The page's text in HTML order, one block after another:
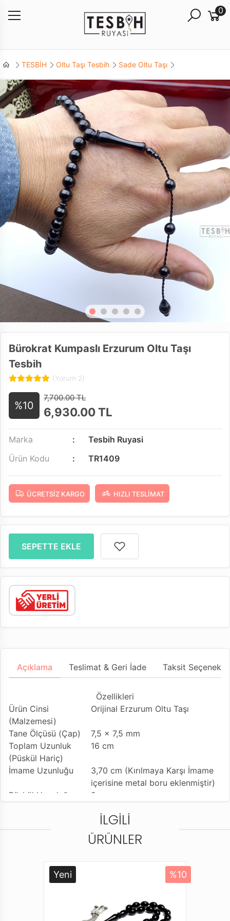
0
TESBİH Oltu Taşı Tesbih Sade Oltu Taşı
Bürokrat Kumpaslı Erzurum Oltu Taşı
Tesbih
(Yorum 2)
%10
7,700.00 TL
6,930.00TL
Marka
Tesbih Ruyasi
Ürün Kodu
TR1409
ÜCRETSIZ KARGO HIZLI TESLIMAT
SEPETTE EKLE
Açıklama Teslimat & Geri İade Taksit
Özellikleri
Ürün Cinsi
(Malzemesi)
Orijinal Erzurum Oltu Taşı
Tane Ölçüsü (Çap)
7,5 x 7,5 mm
Toplam Uzunluk
(Püskül Hariç)
16 cm
İmame Uzunluğu
3,70 cm (Kırılmaya Karşı İmame
içerisine metal boru eklenmiştir)
Püskül Uzunluğu
9 cm
Misket Model (Bilek Boy)
Kumpaslı Usta İşçilik
Kullanılan Püskül
Özel Sistem Tasarımı
Kullanım Özelliği
Günlük Kullanıma Uygundur
Standart Tesbih İpi
İLGILI
ÜRÜNLER
Yeni %10